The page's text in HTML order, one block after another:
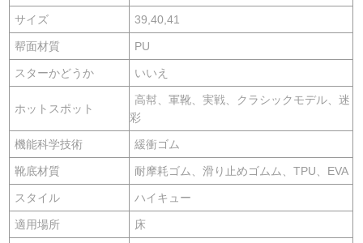
サイズ 39,40,41
帮面材質 PU
スターかどうか いいえ
ホットスポット
高幇、軍靴、実戦、クラシックモデル、迷
彩
機能科学技術 緩衝ゴム
靴底材質 耐摩耗ゴム、滑り止めゴムム、TPU、EVA
スタイル ハイキュー
適用場所 床